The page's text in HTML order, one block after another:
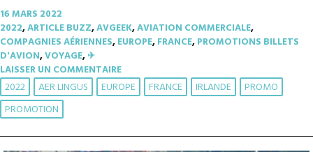
16 MARS 2022
2022,ARTICLE BUZZ,AVGEEK,AVIATION COMMERCIALE,
COMPAGNIES AÉRIENNES,EUROPE,FRANCE,PROMOTIONS BILLETS
D'AVION,VOYAGE,✈︎
LAISSER UN COMMENTAIRE
2022 AER LINGUS EUROPE FRANCE IRLANDE
PROMO
PROMOTION